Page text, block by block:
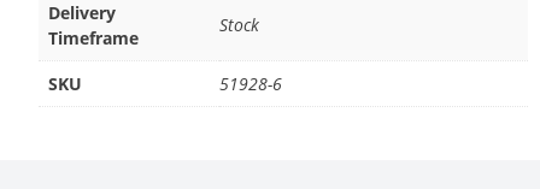
Delivery
Timeframe
Stock
SKU 51928-6